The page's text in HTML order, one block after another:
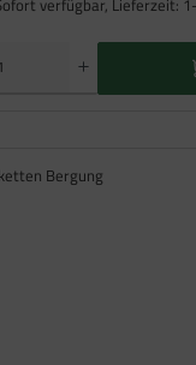
den gewünschten Wert ein oder